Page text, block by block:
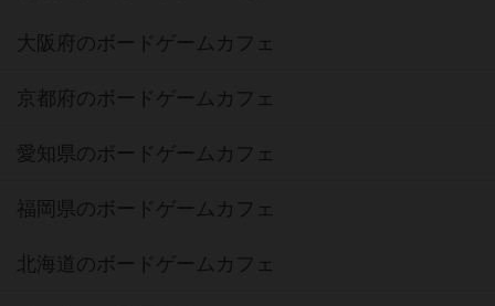
大阪府のボードゲームカフェ
京都府のボードゲームカフェ
愛知県のボードゲームカフェ
福岡県のボードゲームカフェ
北海道のボードゲームカフェ